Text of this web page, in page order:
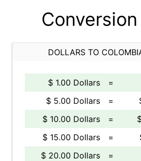
DOLLARS TO
$ 1.00 Dollars =
$ 5.00 Dollars
=
$ 10.00 Dollars
=
$ 15.00 Dollars
=
$ 20.00 Dollars
=